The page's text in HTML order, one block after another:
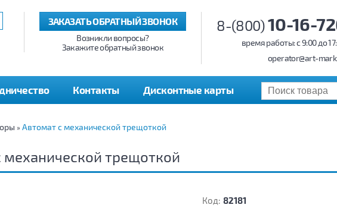
8-(800)10-16-
время работы: c 9:00 до
operator@art-
ЗАКАЗАТЬ ОБРАТНЫЙ ЗВОНОК
Возникли вопросы?
Закажите обратный звонок
Контакты Дисконтные карты
» Автомат с механической трещоткой
механической трещоткой
Код: 82181